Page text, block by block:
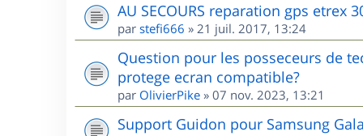
AU SECOURS reparation gps etrex
par stefi666 » 21 juil. 2017, 13:24
Question pour les posseceurs de
protege ecran compatible?
par OlivierPike » 07 nov. 2023, 13:21
Support Guidon pour Samsung